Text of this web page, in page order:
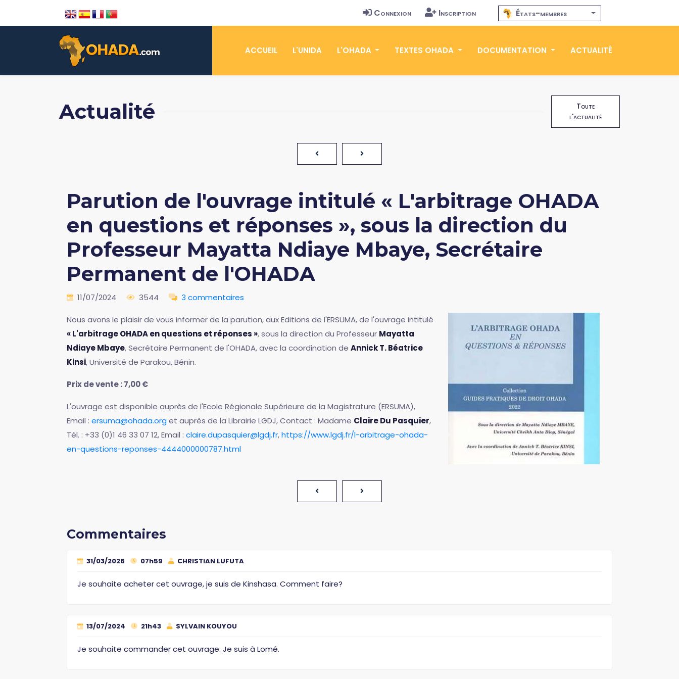
Connexion Inscription États-membres
ACCUEIL L'UNIDA L'OHADA TEXTES OHADA DOCUMENTATION ACTUALITÉ
Actualité
Toute
l'actualité
Parution de l'ouvrage intitulé « L'arbitrage OHADA
en questions et réponses », sous la direction du
Professeur Mayatta Ndiaye Mbaye, Secrétaire
Permanent de l'OHADA
11/07/2024 3544 3 commentaires
Nous avons le plaisir de vous informer de la parution, aux Editions de l'ERSUMA, de l'ouvrage intitulé
« L'arbitrage OHADA en questions et réponses », sous la direction du Professeur Mayatta
Ndiaye Mbaye, Secrétaire Permanent de l'OHADA, avec la coordination de Annick T. Béatrice
Kinsi, Université de Parakou, Bénin.
Prix de vente : 7,00 €
L'ouvrage est disponible auprès de l'Ecole Régionale Supérieure de la Magistrature (ERSUMA),
Email : ersuma@ohada.orget auprès de la Librairie LGDJ, Contact : Madame Claire Du Pasquier,
Tél. : +33 (0)1 46 33 07 12, Email : claire.dupasquier@lgdj.fr,https://www.lgdj.fr/l-arbitrage-ohada-
en-questions-reponses-4444000000787.html
Commentaires
31/03/2026 07h59 CHRISTIAN LUFUTA
Je souhaite acheter cet ouvrage, je suis de Kinshasa. Comment faire?
13/07/2024 21h43 SYLVAIN KOUYOU
Je souhaite commander cet ouvrage. Je suis à Lomé.